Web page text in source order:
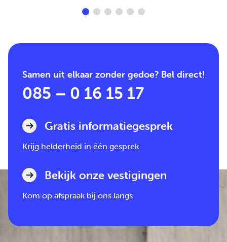
Samen uit elkaar zonder gedoe? Bel direct!
085 – 0 16 15 17
Gratis informatiegesprek
Krijg helderheid in één gesprek
Bekijk onze vestigingen
Kom op afspraak bij ons langs